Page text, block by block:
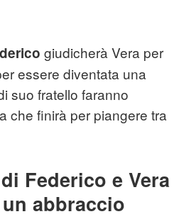
giudicherà Vera per
essere diventata una
suo fratello faranno
che finirà per piangere tra
Federico e Vera
abbraccio